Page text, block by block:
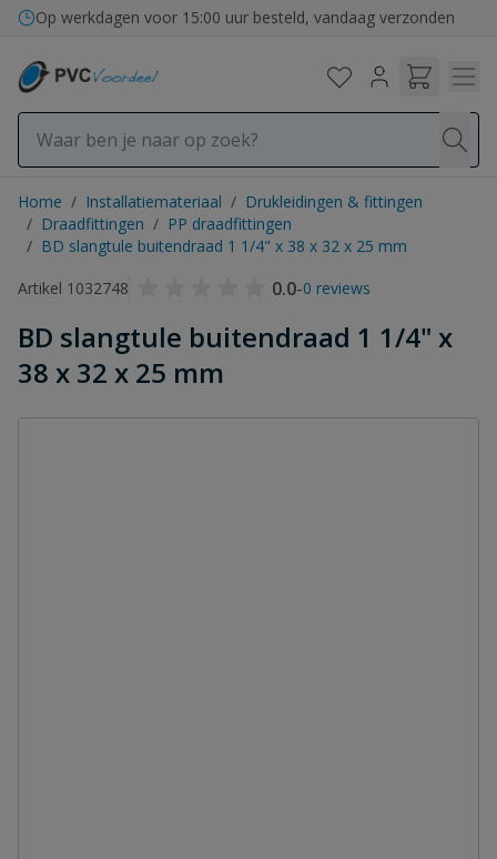
Ga naar de inhoud
Op werkdagen voor 15:00 uur besteld, vandaag verzonden
Home / Installatiemateriaal / Drukleidingen & fittingen
/ Draadfittingen / PP draadfittingen
/ BD slangtule buitendraad 1 1/4" x 38 x 32 x 25 mm
Artikel 1032748
0.0-0 reviews
BD slangtule buitendraad 1 1/4" x
38 x 32 x 25 mm